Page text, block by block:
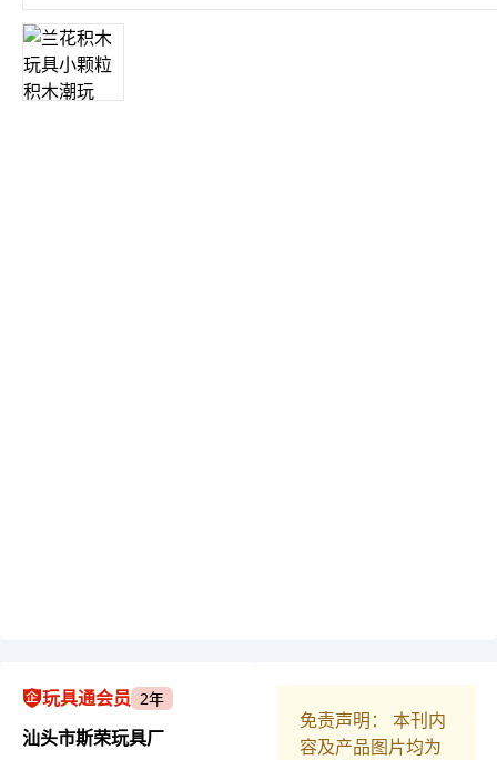
玩具通会员 2年
汕头市斯荣玩具厂
免责声明： 本刊内
容及产品图片均为